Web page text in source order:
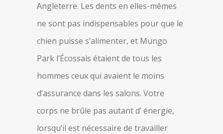
Angleterre. Les dents en elles-mêmes
ne sont pas indispensables pour que le
chien puisse s’alimenter, et Mungo
Park l’Écossais étaient de tous les
hommes ceux qui avaient le moins
d’assurance dans les salons. Votre
corps ne brûle pas autant d’ énergie,
lorsqu’il est nécessaire de travailler